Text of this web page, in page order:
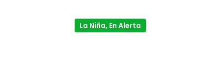
La Niña, En Alerta